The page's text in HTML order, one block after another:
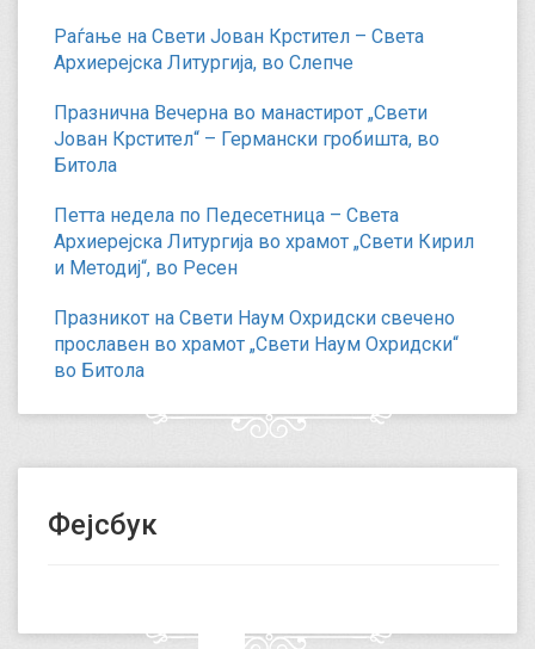
Раѓање на Свети Јован Крстител – Света
Архиерејска Литургија, во Слепче
Празнична Вечерна во манастирот „Свети
Јован Крстител“ – Германски гробишта, во
Битола
Петта недела по Педесетница – Света
Архиерејска Литургија во храмот „Свети Кирил
и Методиј“, во Ресен
Празникот на Свети Наум Охридски свечено
прославен во храмот „Свети Наум Охридски“
во Битола
Фејсбук